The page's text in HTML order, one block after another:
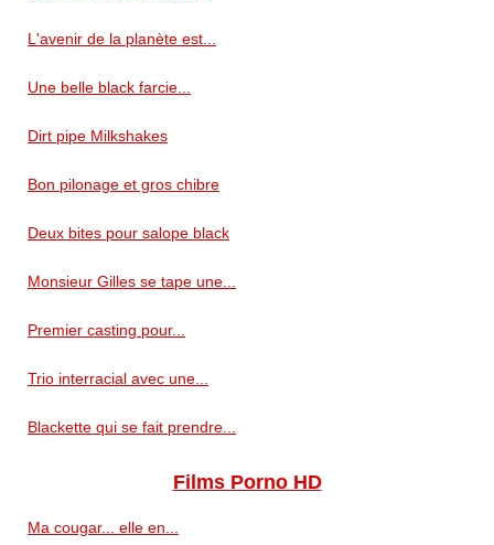
L'avenir de la planète est...
Une belle black farcie...
Dirt pipe Milkshakes
Bon pilonage et gros chibre
Deux bites pour salope black
Monsieur Gilles se tape une...
Premier casting pour...
Trio interracial avec une...
Blackette qui se fait prendre...
Films Porno HD
Ma cougar... elle en...